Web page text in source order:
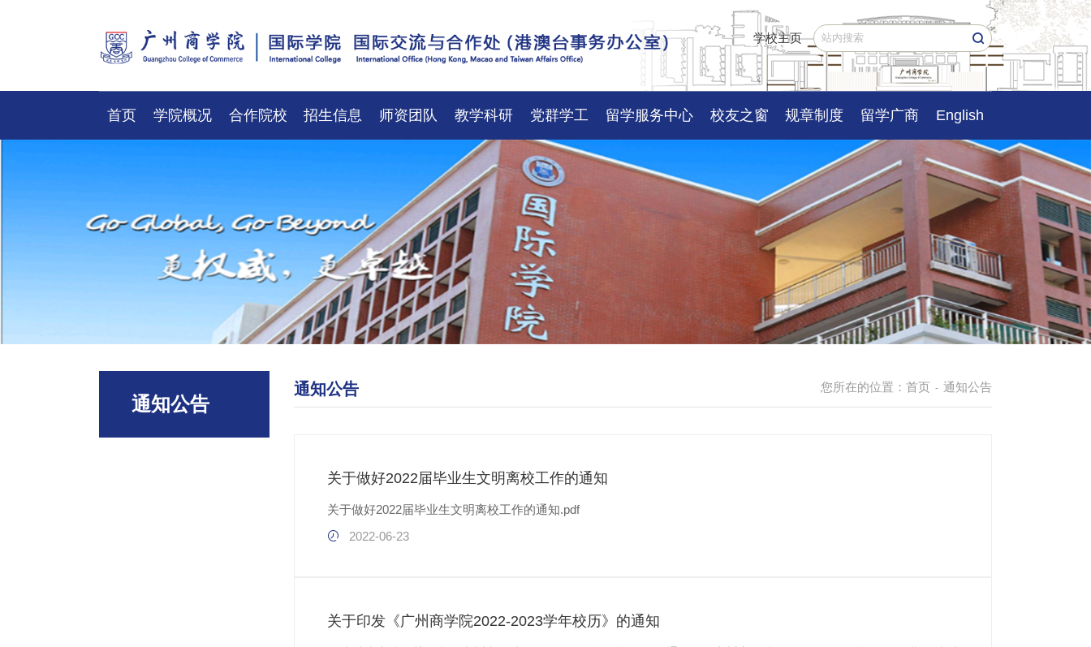
学校主页
首页 学院概况 合作院校 招生信息 师资团队 教学科研 党群学工 留学服务中心 校友之窗 规章制度 留学广商 English
通知公告
您所在的位置： 首页 - 通知公告
通知公告
关于做好2022届毕业生文明离校工作的通知
关于做好2022届毕业生文明离校工作的通知.pdf
2022-06-23
关于印发《广州商学院2022-2023学年校历》的通知